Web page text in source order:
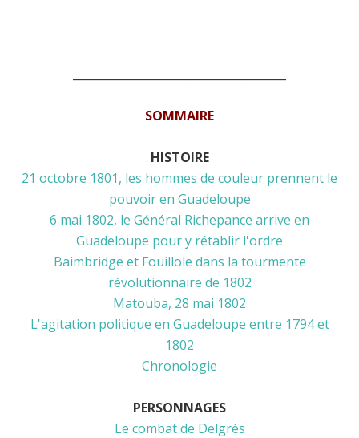
SOMMAIRE
HISTOIRE
21 octobre 1801, les hommes de couleur prennent le
pouvoir en Guadeloupe
6 mai 1802, le Général Richepance arrive en
Guadeloupe pour y rétablir l'ordre
Baimbridge et Fouillole dans la tourmente
révolutionnaire de 1802
Matouba, 28 mai 1802
L'agitation politique en Guadeloupe entre 1794 et
1802
Chronologie
PERSONNAGES
Le combat de Delgrès